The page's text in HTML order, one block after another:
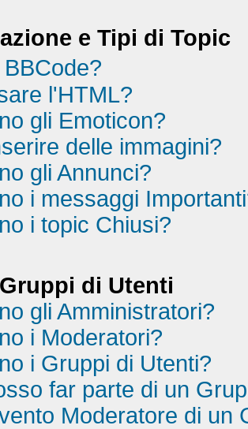
e Tipi di Topic
l'HTML?
gli Emoticon?
delle immagini?
gli Annunci?
i messaggi
i topic Chiusi?
di Utenti
gli Amministratori?
i Moderatori?
i Gruppi di Utenti?
far parte di un
Moderatore di un